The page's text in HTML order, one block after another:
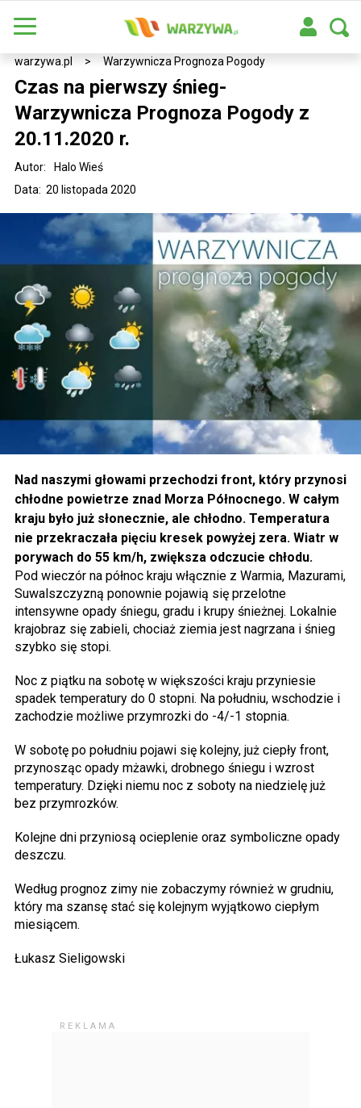
warzywa.pl > Warzywnicza Prognoza Pogody
Czas na pierwszy śnieg-
Warzywnicza Prognoza Pogody z
20.11.2020 r.
Data: 20 listopada 2020
Autor: Halo Wieś
Nad naszymi głowami przechodzi front, który przynosi
chłodne powietrze znad Morza Północnego. W całym
kraju było już słonecznie, ale chłodno. Temperatura
nie przekraczała pięciu kresek powyżej zera. Wiatr w
porywach do 55 km/h, zwiększa odczucie chłodu.
Pod wieczór na północ kraju włącznie z Warmia, Mazurami,
Suwalszczyzną ponownie pojawią się przelotne
intensywne opady śniegu, gradu i krupy śnieżnej. Lokalnie
krajobraz się zabieli, chociaż ziemia jest nagrzana i śnieg
szybko się stopi.
Noc z piątku na sobotę w większości kraju przyniesie
spadek temperatury do 0 stopni. Na południu, wschodzie i
zachodzie możliwe przymrozki do -4/-1 stopnia.
W sobotę po południu pojawi się kolejny, już ciepły front,
przynosząc opady mżawki, drobnego śniegu i wzrost
temperatury. Dzięki niemu noc z soboty na niedzielę już
bez przymrozków.
Kolejne dni przyniosą ocieplenie oraz symboliczne opady
deszczu.
Według prognoz zimy nie zobaczymy również w grudniu,
który ma szansę stać się kolejnym wyjątkowo ciepłym
miesiącem.
Łukasz Sieligowski